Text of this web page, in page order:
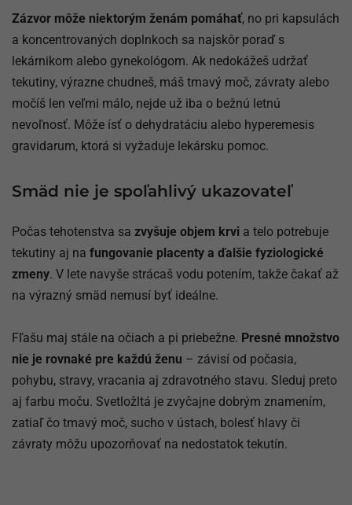
Zázvor môže niektorým ženám pomáhať, no pri kapsulách
a koncentrovaných doplnkoch sa najskôr poraď s
lekárnikom alebo gynekológom. Ak nedokážeš udržať
tekutiny, výrazne chudneš, máš tmavý moč, závraty alebo
močíš len veľmi málo, nejde už iba o bežnú letnú
nevoľnosť. Môže ísť o dehydratáciu alebo hyperemesis
gravidarum, ktorá si vyžaduje lekársku pomoc.
Smäd nie je spoľahlivý ukazovateľ
Počas tehotenstva sa zvyšuje objem krvi a telo potrebuje
tekutiny aj na fungovanie placenty a ďalšie fyziologické
zmeny. V lete navyše strácaš vodu potením, takže čakať až
na výrazný smäd nemusí byť ideálne.
Fľašu maj stále na očiach a pi priebežne. Presné množstvo
nie je rovnaké pre každú ženu – závisí od počasia,
pohybu, stravy, vracania aj zdravotného stavu. Sleduj preto
aj farbu moču. Svetložltá je zvyčajne dobrým znamením,
zatiaľ čo tmavý moč, sucho v ústach, bolesť hlavy či
závraty môžu upozorňovať na nedostatok tekutín.